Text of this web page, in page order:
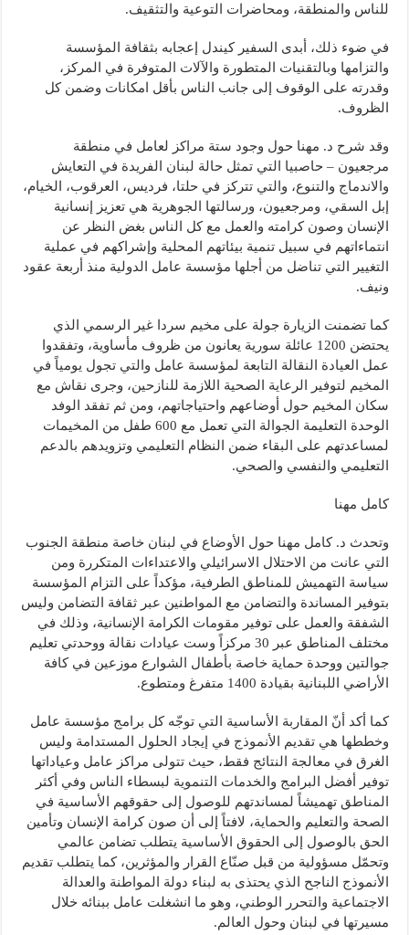
للناس والمنطقة، ومحاضرات التوعية والتثقيف.
في ضوء ذلك، أبدى السفير كيندل إعجابه بثقافة المؤسسة
والتزامها وبالتقنيات المتطورة والآلات المتوفرة في المركز،
وقدرته على الوقوف إلى جانب الناس بأقل امكانات وضمن كل
الظروف.
وقد شرح د. مهنا حول وجود ستة مراكز لعامل في منطقة
مرجعيون – حاصبيا التي تمثل حالة لبنان الفريدة في التعايش
والاندماج والتنوع، والتي تتركز في حلتا، فرديس، العرقوب، الخيام،
إبل السقي، ومرجعيون، ورسالتها الجوهرية هي تعزيز إنسانية
الإنسان وصون كرامته والعمل مع كل الناس بغض النظر عن
انتماءاتهم في سبيل تنمية بيئاتهم المحلية وإشراكهم في عملية
التغيير التي تناضل من أجلها مؤسسة عامل الدولية منذ أربعة عقود
ونيف.
كما تضمنت الزيارة جولة على مخيم سردا غير الرسمي الذي
يحتضن 1200 عائلة سورية يعانون من ظروف مأساوية، وتفقدوا
عمل العيادة النقالة التابعة لمؤسسة عامل والتي تجول يومياً في
المخيم لتوفير الرعاية الصحية اللازمة للنازحين، وجرى نقاش مع
سكان المخيم حول أوضاعهم واحتياجاتهم، ومن ثم تفقد الوفد
الوحدة التعليمة الجوالة التي تعمل مع 600 طفل من المخيمات
لمساعدتهم على البقاء ضمن النظام التعليمي وتزويدهم بالدعم
التعليمي والنفسي والصحي.
كامل مهنا
وتحدث د. كامل مهنا حول الأوضاع في لبنان خاصة منطقة الجنوب
التي عانت من الاحتلال الاسرائيلي والاعتداءات المتكررة ومن
سياسة التهميش للمناطق الطرفية، مؤكداً على التزام المؤسسة
بتوفير المساندة والتضامن مع المواطنين عبر ثقافة التضامن وليس
الشفقة والعمل على توفير مقومات الكرامة الإنسانية، وذلك في
مختلف المناطق عبر 30 مركزاً وست عيادات نقالة ووحدتي تعليم
جوالتين ووحدة حماية خاصة بأطفال الشوارع موزعين في كافة
الأراضي اللبنانية بقيادة 1400 متفرغ ومتطوع.
كما أكد أنّ المقاربة الأساسية التي توجّه كل برامج مؤسسة عامل
وخططها هي تقديم الأنموذج في إيجاد الحلول المستدامة وليس
الغرق في معالجة النتائج فقط، حيث تتولى مراكز عامل وعياداتها
توفير أفضل البرامج والخدمات التنموية لبسطاء الناس وفي أكثر
المناطق تهميشاً لمساندتهم للوصول إلى حقوقهم الأساسية في
الصحة والتعليم والحماية، لافتاً إلى أن صون كرامة الإنسان وتأمين
الحق بالوصول إلى الحقوق الأساسية يتطلب تضامن عالمي
وتحمّل مسؤولية من قبل صنّاع القرار والمؤثرين، كما يتطلب تقديم
الأنموذج الناجح الذي يحتذى به لبناء دولة المواطنة والعدالة
الاجتماعية والتحرر الوطني، وهو ما انشغلت عامل ببنائه خلال
مسيرتها في لبنان وحول العالم.